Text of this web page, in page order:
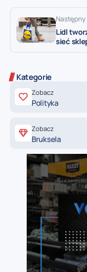
Następny
Lidl
sieć
Kategorie
Zobacz
Polityka
Zobacz
Bruksela